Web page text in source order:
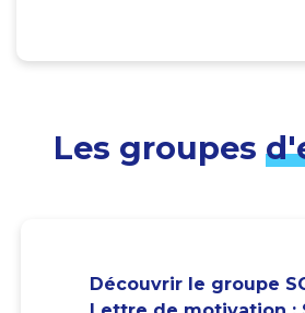
Les groupes
Découvrir le groupe